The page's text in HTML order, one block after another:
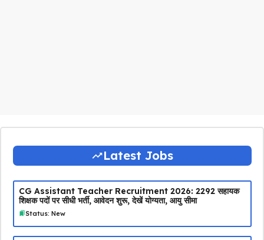
Latest Jobs
CG Assistant Teacher Recruitment 2026: 2292 सहायक
शिक्षक पदों पर सीधी भर्ती, आवेदन शुरू, देखें योग्यता, आयु सीमा
Status: New